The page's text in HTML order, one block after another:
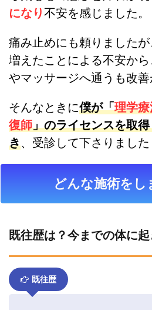
になり不安を感じました。
痛み止めにも頼りました
増えたことによる不安か
やマッサージへ通うも改善
そんなときに僕が「理学
復師」のライセンスを取
き、受診して下さりました
どんな施術をし
既往歴は？今までの体に
既往歴